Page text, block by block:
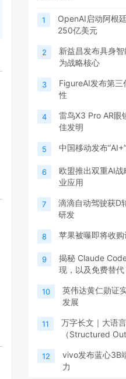
1
OpenAI启动阿根
250亿美元
2
新益昌发布具身
为战略核心
3
FigureAI发布第
性
4
雷鸟X3 Pro AR眼
佳发明
5 中国移动发布
6
欧盟推出双重AI
业应用
7
滴滴自动驾驶获D
研发
8 苹果被曝即将收
9
揭秘 Claude
现，以及免费替
10
英伟达黄仁勋证
发展
11
万字长文｜大语
（Structured
12
vivo发布蓝心3B
力